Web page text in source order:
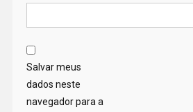
Salvar meus
dados neste
navegador para a